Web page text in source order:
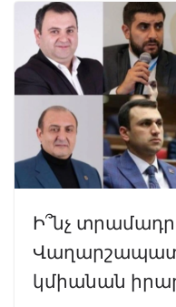
Ի՞նչ
կմիանան